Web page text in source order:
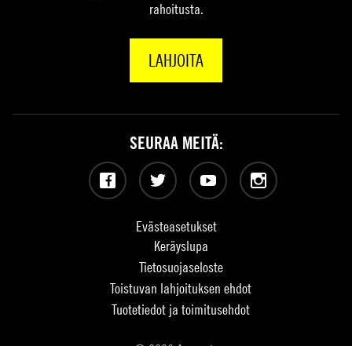
rahoitusta.
LAHJOITA
Evästeasetukset
Keräyslupa
Tietosuojaseloste
Toistuvan lahjoituksen ehdot
Tuotetiedot ja toimitusehdot
SEURAA MEITÄ:
Facebook Twitter YouTubeInstagram